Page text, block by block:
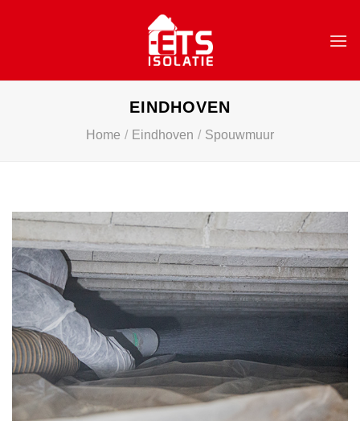
EINDHOVEN
Home / Eindhoven / Spouwmuur